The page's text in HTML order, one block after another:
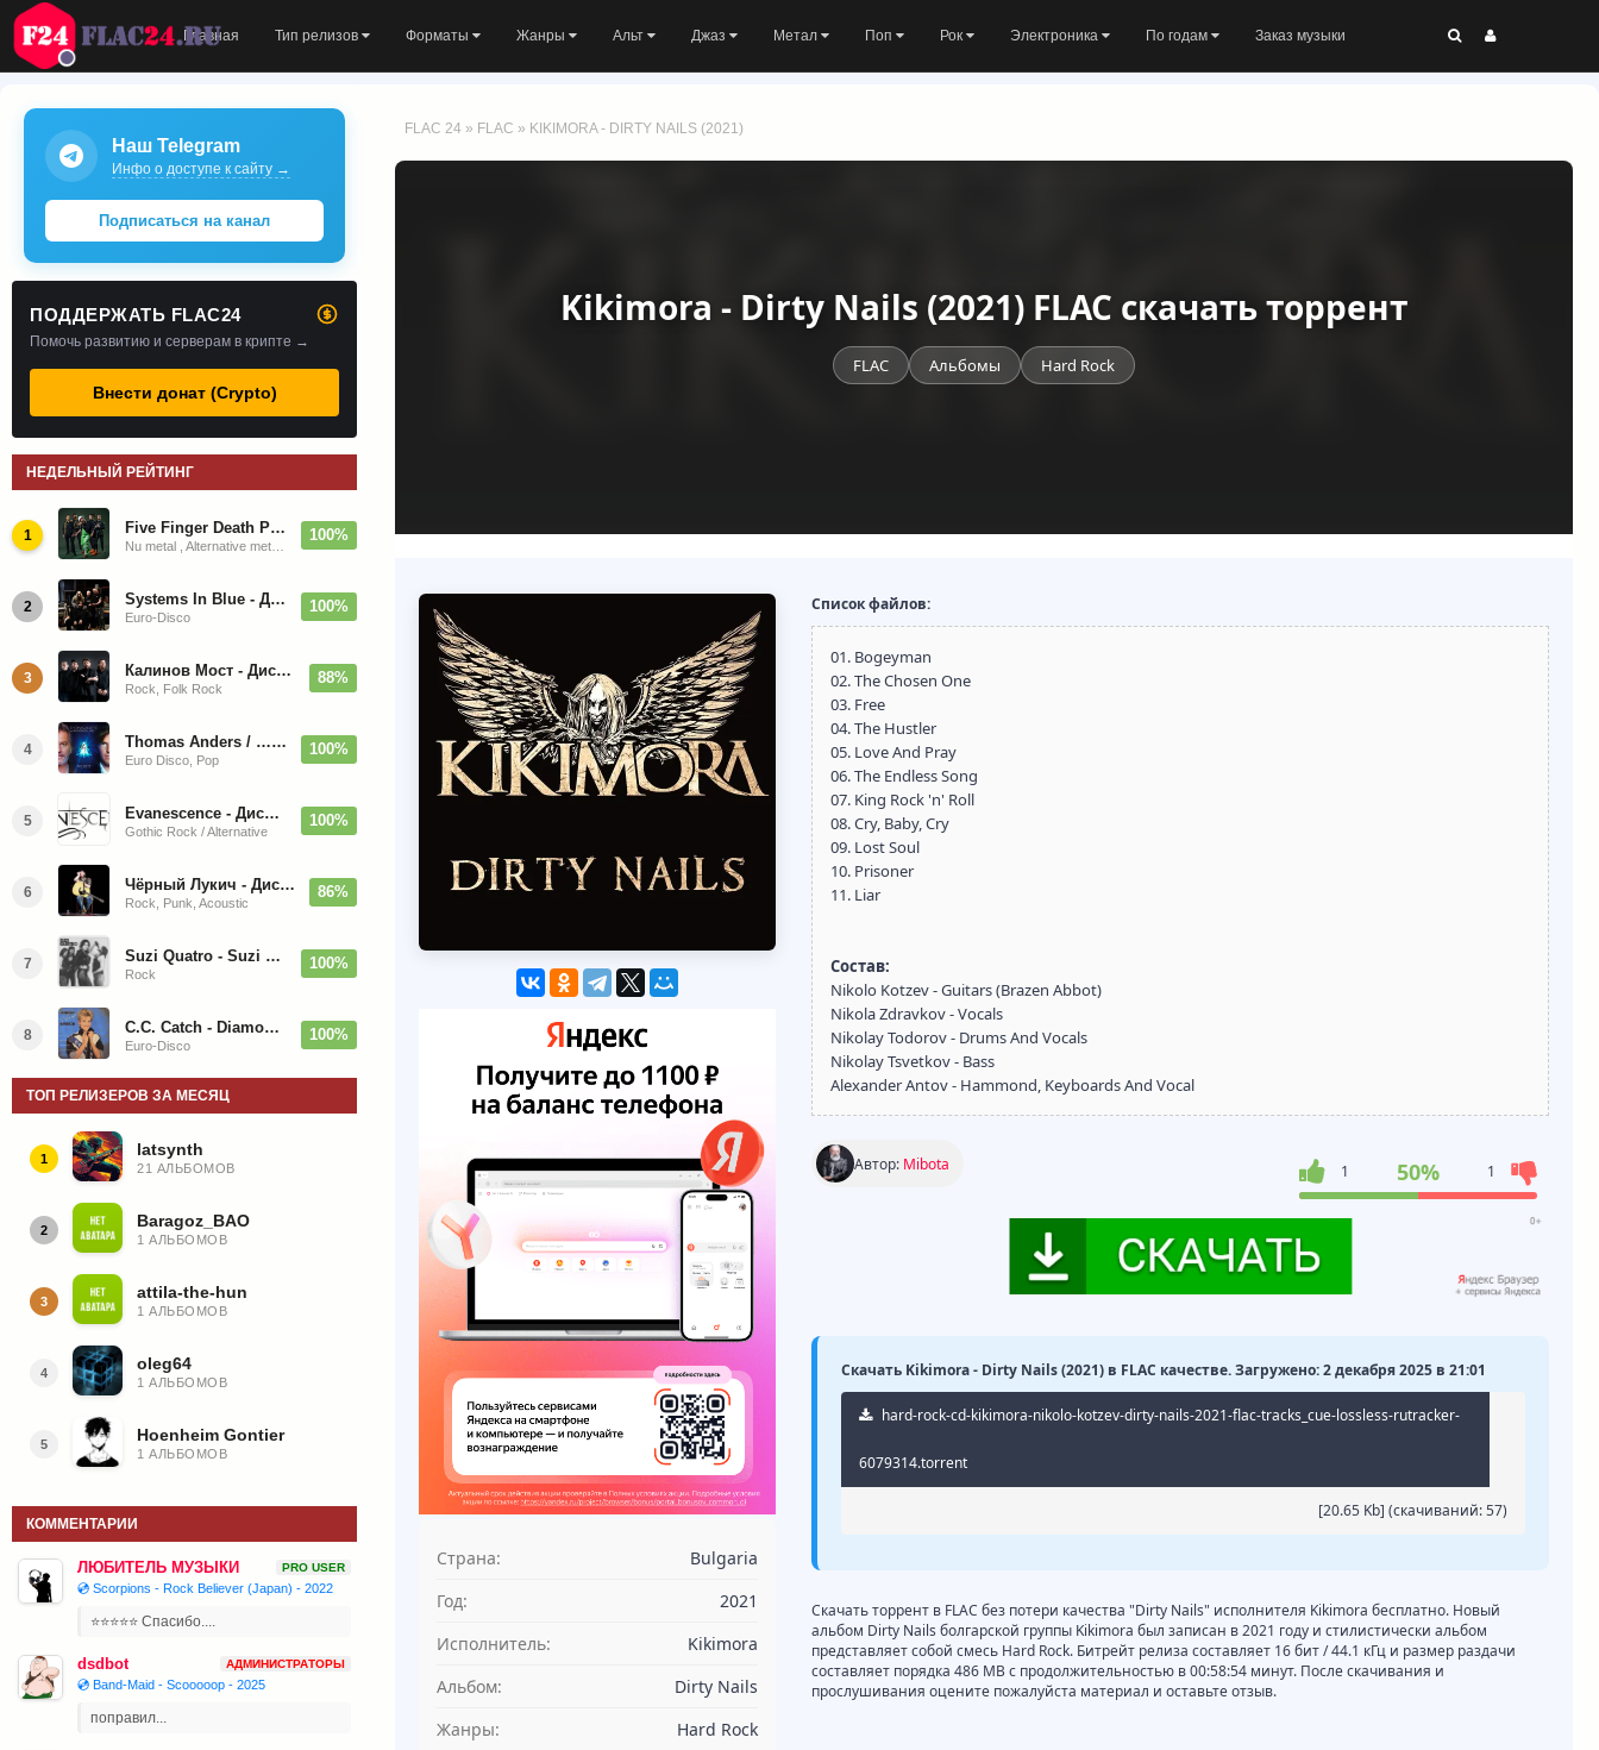
Главная Тип релизов Форматы Жанры Альт Джаз Метал Поп Рок Электроника По годам Заказ музыки
FLAC 24 » FLAC » KIKIMORA - DIRTY NAILS (2021)
Kikimora - Dirty Nails (2021) FLAC скачать торрент
FLAC Альбомы Hard Rock
Страна:
Bulgaria
Год:
2021
Исполнитель:
Kikimora
Альбом:
Dirty Nails
Жанры:
Hard Rock
Список файлов:
01. Bogeyman
02. The Chosen One
03. Free
04. The Hustler
05. Love And Pray
06. The Endless Song
07. King Rock 'n' Roll
08. Cry, Baby, Cry
09. Lost Soul
10. Prisoner
11. Liar
Состав:
Nikolo Kotzev - Guitars (Brazen Abbot)
Nikola Zdravkov - Vocals
Nikolay Todorov - Drums And Vocals
Nikolay Tsvetkov - Bass
Alexander Antov - Hammond, Keyboards And Vocal
Автор: Mibota 1 50% 1
Скачать Kikimora - Dirty Nails (2021) в FLAC качестве. Загружено: 2 декабря 2025 в 21:01
hard-rock-cd-kikimora-nikolo-kotzev-dirty-nails-2021-flac-tracks_cue-lossless-rutracker-
6079314.torrent
[20.65 Kb] (cкачиваний: 57)
Скачать торрент в FLAC без потери качества "Dirty Nails" исполнителя Kikimora бесплатно. Новый
альбом Dirty Nails болгарской группы Kikimora был записан в 2021 году и стилистически альбом
представляет собой смесь Hard Rock. Битрейт релиза составляет 16 бит / 44.1 кГц и размер раздачи
составляет порядка 486 MB с продолжительностью в 00:58:54 минут. После скачивания и
прослушивания оцените пожалуйста материал и оставьте отзыв.
Наш Telegram
Инфо о доступе к сайту →
Подписаться на канал
ПОДДЕРЖАТЬ FLAC24
Помочь развитию и серверам в крипте →
Внести донат (Crypto)
НЕДЕЛЬНЫЙ РЕЙТИНГ
1 Five Finger Death Punch - Дискография (2008-2026) 100%
2 Systems In Blue - Дискография (2020-2026)
Euro-Disco
100%
3 Калинов Мост - Дискография (1986-2026)
Rock, Folk Rock
88%
4 Thomas Anders / … Sings Modern Talking: The Best hi-res
Euro Disco, Pop
100%
5 Evanescence - Дискография (1998-2026)
Gothic Rock / Alternative
100%
6 Чёрный Лукич - Дискография (1987-2014)
Rock, Punk, Acoustic
86%
7 Suzi Quatro - Suzi Quatro (Bonus Tracks, Remaster) 1973/2022
Rock
100%
8 C.C. Catch - Diamonds. Her Greatest Hits 1988
Euro-Disco
100%
ТОП РЕЛИЗЕРОВ ЗА МЕСЯЦ
1 latsynth
21 АЛЬБОМОВ
2 Baragoz_BAO
1 АЛЬБОМОВ
3 attila-the-hun
1 АЛЬБОМОВ
4 oleg64
1 АЛЬБОМОВ
5 Hoenheim Gontier
1 АЛЬБОМОВ
КОММЕНТАРИИ
ЛЮБИТЕЛЬ МУЗЫКИ PRO USER
💿 Scorpions - Rock Believer (Japan) - 2022
⭐⭐⭐⭐⭐ Спасибо....
dsdbot АДМИНИСТРАТОРЫ
💿 Band-Maid - Scooooop - 2025
поправил...